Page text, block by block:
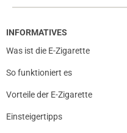
INFORMATIVES
Was ist die E-Zigarette
So funktioniert es
Vorteile der E-Zigarette
Einsteigertipps